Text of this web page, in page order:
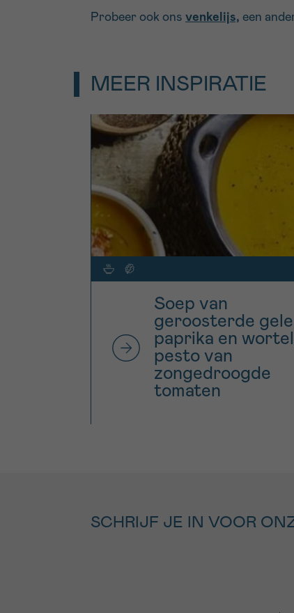
Probeer ook ons venkelijs, een
MEER INSPIRATIE
Soep van
geroosterde gele
paprika en
pesto van
zongedroogde
tomaten
SCHRIJF JE IN VOOR